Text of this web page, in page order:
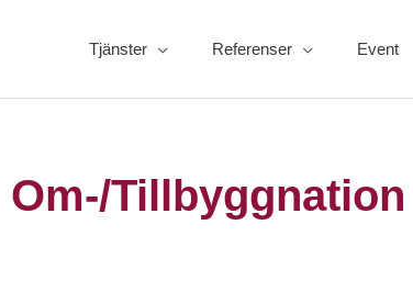
Tjänster Referenser Event
Om-/Tillbyggnation